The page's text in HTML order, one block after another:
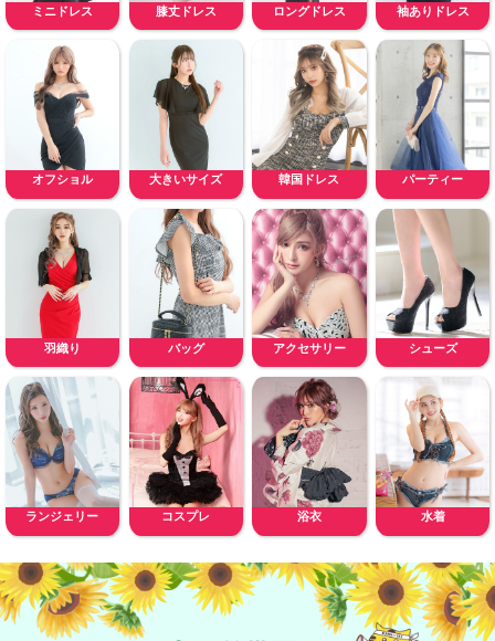
ミニドレス 膝丈ドレス ロングドレス 袖ありドレス
オフショル 大きいサイズ 韓国ドレス パーティー
羽織り バッグ アクセサリー シューズ
ランジェリー コスプレ 浴衣 水着